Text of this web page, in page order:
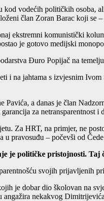
kod vodećih političkih osoba,
član Zoran Barac koji
ekstremni komunistički
je gotovo medijski
Đuro Popijač na
i na jahtama s izvjesnim
a danas je član
za netransparentnost i
Za HRT, na primjer, ne
u pravosuđu – počevši od
je političke pristojnosti. Taj
svojih prijavljenih
je dobar dio školovan na
nekakvog